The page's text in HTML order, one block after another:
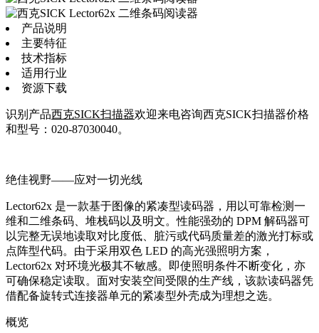
产品说明
主要特征
技术指标
适用行业
资源下载
识别产品西克SICK扫描器欢迎来电咨询西克SICK扫描器价格
和型号：020-87030040。
绝佳视野——应对一切光线
Lector62x 是一款基于图像的紧凑型读码器，用以可靠检测一
维和二维条码、堆栈码以及明文。性能强劲的 DPM 解码器可
以完整无误地读取对比度低、脏污或代码质量差的激光打标或
点阵型代码。由于采用双色 LED 的高光强照明方案，
Lector62x 对环境光极其不敏感。即使照明条件不断变化，亦
可确保稳定读取。面对安装空间受限的生产线，该款读码器凭
借配备旋转式连接器单元的紧凑型外壳成为理想之选。
概览